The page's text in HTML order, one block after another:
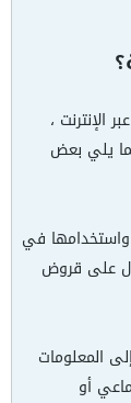
الإنترنت ،
يلي بعض
في
على قروض
المعلومات
أو